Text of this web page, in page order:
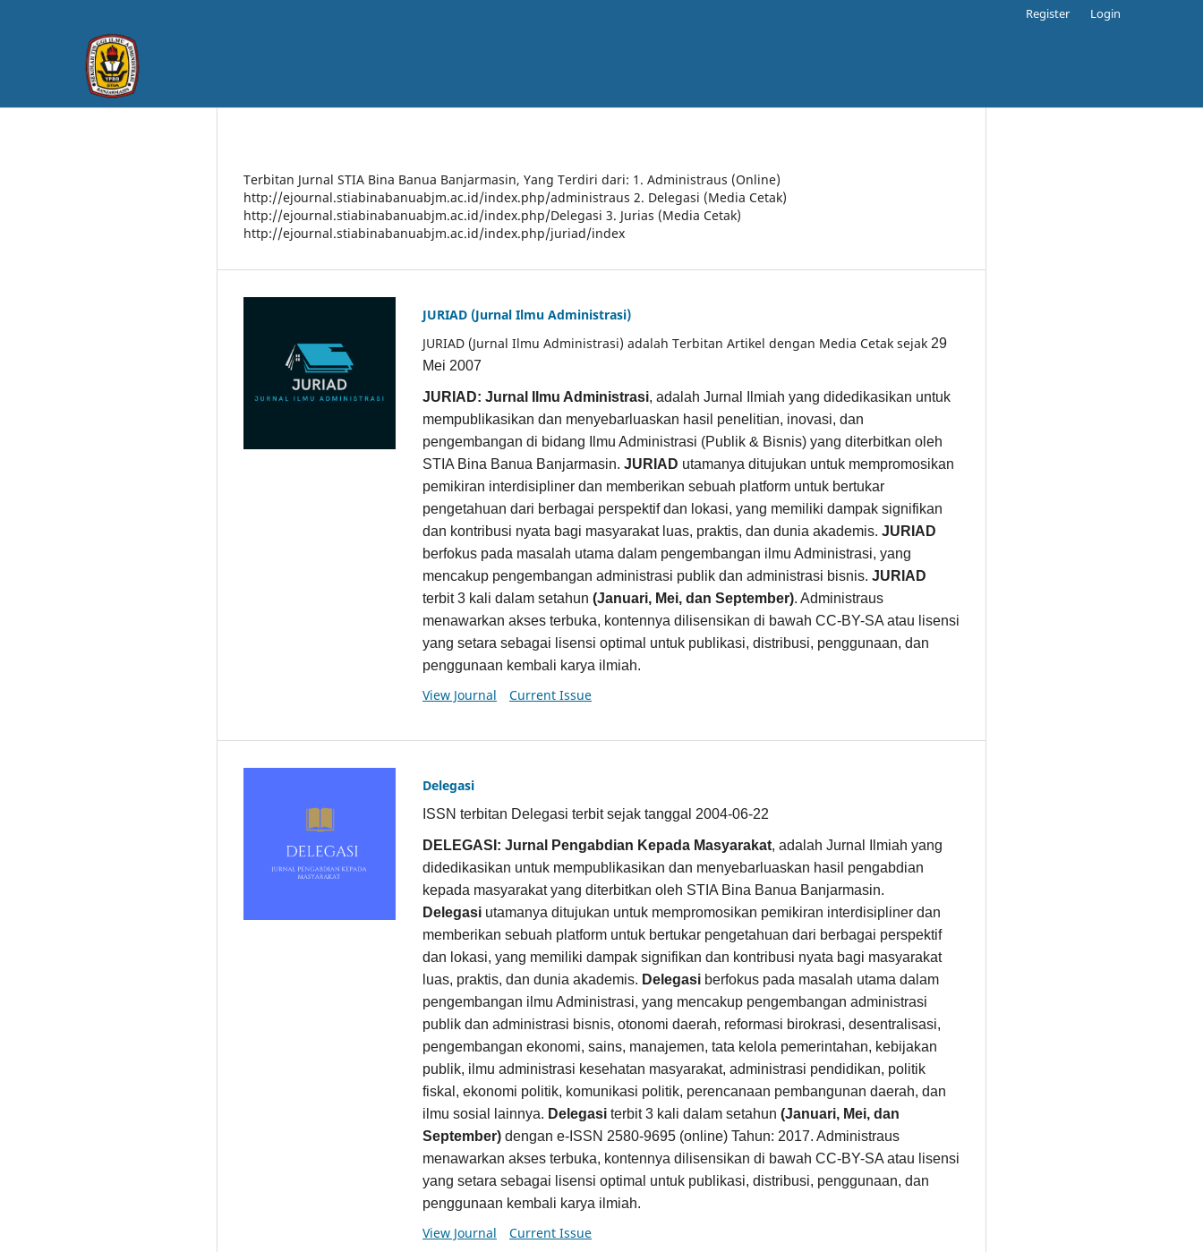
Register Login
Terbitan Jurnal STIA Bina Banua Banjarmasin, Yang Terdiri dari: 1. Administraus (Online)
http://ejournal.stiabinabanuabjm.ac.id/index.php/administraus 2. Delegasi (Media Cetak)
http://ejournal.stiabinabanuabjm.ac.id/index.php/Delegasi 3. Jurias (Media Cetak)
http://ejournal.stiabinabanuabjm.ac.id/index.php/juriad/index
JURIAD (Jurnal Ilmu Administrasi)
JURIAD (Jurnal Ilmu Administrasi) adalah Terbitan Artikel dengan Media Cetak sejak 29
Mei 2007
JURIAD: Jurnal Ilmu Administrasi, adalah Jurnal Ilmiah yang didedikasikan untuk
mempublikasikan dan menyebarluaskan hasil penelitian, inovasi, dan
pengembangan di bidang Ilmu Administrasi (Publik & Bisnis) yang diterbitkan oleh
STIA Bina Banua Banjarmasin. JURIAD utamanya ditujukan untuk mempromosikan
pemikiran interdisipliner dan memberikan sebuah platform untuk bertukar
pengetahuan dari berbagai perspektif dan lokasi, yang memiliki dampak signifikan
dan kontribusi nyata bagi masyarakat luas, praktis, dan dunia akademis. JURIAD
berfokus pada masalah utama dalam pengembangan ilmu Administrasi, yang
mencakup pengembangan administrasi publik dan administrasi bisnis. JURIAD
terbit 3 kali dalam setahun (Januari, Mei, dan September). Administraus
menawarkan akses terbuka, kontennya dilisensikan di bawah CC-BY-SA atau lisensi
yang setara sebagai lisensi optimal untuk publikasi, distribusi, penggunaan, dan
penggunaan kembali karya ilmiah.
View Journal Current Issue
Delegasi
ISSN terbitan Delegasi terbit sejak tanggal 2004-06-22
DELEGASI: Jurnal Pengabdian Kepada Masyarakat, adalah Jurnal Ilmiah yang
didedikasikan untuk mempublikasikan dan menyebarluaskan hasil pengabdian
kepada masyarakat yang diterbitkan oleh STIA Bina Banua Banjarmasin.
Delegasi utamanya ditujukan untuk mempromosikan pemikiran interdisipliner dan
memberikan sebuah platform untuk bertukar pengetahuan dari berbagai perspektif
dan lokasi, yang memiliki dampak signifikan dan kontribusi nyata bagi masyarakat
luas, praktis, dan dunia akademis. Delegasi berfokus pada masalah utama dalam
pengembangan ilmu Administrasi, yang mencakup pengembangan administrasi
publik dan administrasi bisnis, otonomi daerah, reformasi birokrasi, desentralisasi,
pengembangan ekonomi, sains, manajemen, tata kelola pemerintahan, kebijakan
publik, ilmu administrasi kesehatan masyarakat, administrasi pendidikan, politik
fiskal, ekonomi politik, komunikasi politik, perencanaan pembangunan daerah, dan
ilmu sosial lainnya. Delegasi terbit 3 kali dalam setahun (Januari, Mei, dan
September) dengan e-ISSN 2580-9695 (online) Tahun: 2017. Administraus
menawarkan akses terbuka, kontennya dilisensikan di bawah CC-BY-SA atau lisensi
yang setara sebagai lisensi optimal untuk publikasi, distribusi, penggunaan, dan
penggunaan kembali karya ilmiah.
View Journal Current Issue